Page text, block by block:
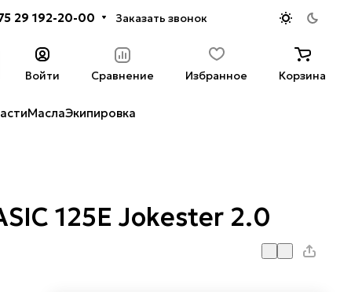
29 192-20-00 Заказать звонок
Войти Сравнение Избранное Корзина
МаслаЭкипировка
125E Jokester 2.0